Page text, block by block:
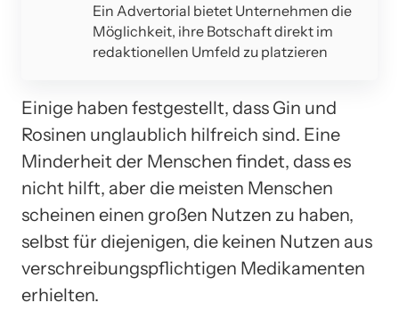
Ein Advertorial bietet Unternehmen die
Möglichkeit, ihre Botschaft direkt im
redaktionellen Umfeld zu platzieren
Einige haben festgestellt, dass Gin und
Rosinen unglaublich hilfreich sind. Eine
Minderheit der Menschen findet, dass es
nicht hilft, aber die meisten Menschen
scheinen einen großen Nutzen zu haben,
selbst für diejenigen, die keinen Nutzen aus
verschreibungspflichtigen Medikamenten
erhielten.